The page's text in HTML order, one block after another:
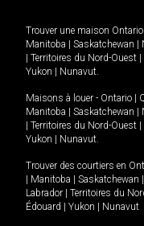
Trouver une maison Ontario
Manitoba
Saskatchewan
Territoires du Nord-Ouest
Yukon
Nunavut.
Maisons à louer - Ontario
Manitoba
Saskatchewan
Territoires du Nord-Ouest
Yukon
Nunavut.
Trouver des courtiers en
Manitoba Saskatchewan
Labrador
Territoires du
Édouard
Yukon Nunavut